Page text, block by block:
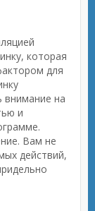
которая
для
внимание на
и
Вам не
действий,